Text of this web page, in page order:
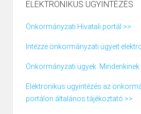
ELEKTRONIKUS ÜGYINTÉZÉS
Önkormányzati Hivatali portál >>
Intézze önkormányzati ügyeit
Önkormányzati ügyek.
Elektronikus ügyintézés az
portálon általános tájékoztató >>